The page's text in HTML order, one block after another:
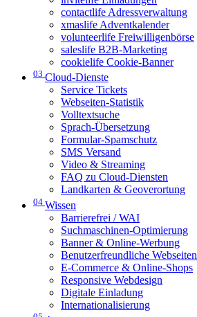
contactlife Adressverwaltung
xmaslife Adventkalender
volunteerlife Freiwilligenbörse
saleslife B2B-Marketing
cookielife Cookie-Banner
03 Cloud-Dienste
Service Tickets
Webseiten-Statistik
Volltextsuche
Sprach-Übersetzung
Formular-Spamschutz
SMS Versand
Video & Streaming
FAQ zu Cloud-Diensten
Landkarten & Geoverortung
04 Wissen
Barrierefrei / WAI
Suchmaschinen-Optimierung
Banner & Online-Werbung
Benutzerfreundliche Webseiten
E-Commerce & Online-Shops
Responsive Webdesign
Digitale Einladung
Internationalisierung